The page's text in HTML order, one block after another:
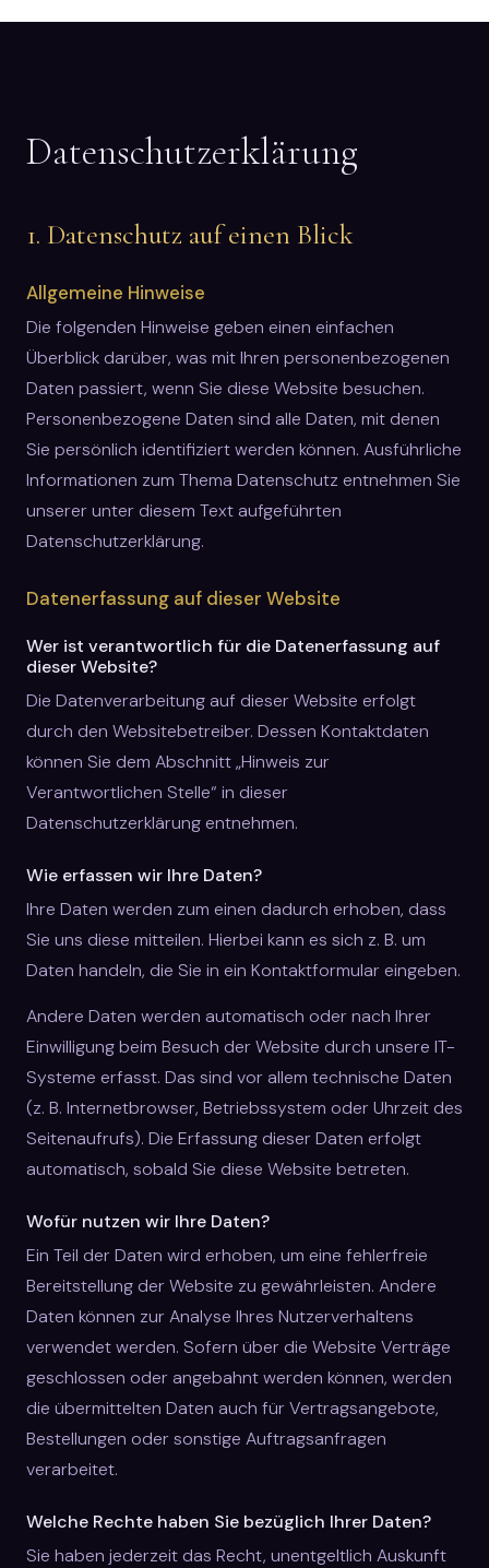
Datenschutz­erklärung
1. Datenschutz auf einen Blick
Allgemeine Hinweise
Die folgenden Hinweise geben einen einfachen
Überblick darüber, was mit Ihren personenbezogenen
Daten passiert, wenn Sie diese Website besuchen.
Personenbezogene Daten sind alle Daten, mit denen
Sie persönlich identifiziert werden können. Ausführliche
Informationen zum Thema Datenschutz entnehmen Sie
unserer unter diesem Text aufgeführten
Datenschutzerklärung.
Datenerfassung auf dieser Website
Wer ist verantwortlich für die Datenerfassung auf
dieser Website?
Die Datenverarbeitung auf dieser Website erfolgt
durch den Websitebetreiber. Dessen Kontaktdaten
können Sie dem Abschnitt „Hinweis zur
Verantwortlichen Stelle“ in dieser
Datenschutzerklärung entnehmen.
Wie erfassen wir Ihre Daten?
Ihre Daten werden zum einen dadurch erhoben, dass
Sie uns diese mitteilen. Hierbei kann es sich z. B. um
Daten handeln, die Sie in ein Kontaktformular eingeben.
Andere Daten werden automatisch oder nach Ihrer
Einwilligung beim Besuch der Website durch unsere IT-
Systeme erfasst. Das sind vor allem technische Daten
(z. B. Internetbrowser, Betriebssystem oder Uhrzeit des
Seitenaufrufs). Die Erfassung dieser Daten erfolgt
automatisch, sobald Sie diese Website betreten.
Wofür nutzen wir Ihre Daten?
Ein Teil der Daten wird erhoben, um eine fehlerfreie
Bereitstellung der Website zu gewährleisten. Andere
Daten können zur Analyse Ihres Nutzerverhaltens
verwendet werden. Sofern über die Website Verträge
geschlossen oder angebahnt werden können, werden
die übermittelten Daten auch für Vertragsangebote,
Bestellungen oder sonstige Auftragsanfragen
verarbeitet.
Welche Rechte haben Sie bezüglich Ihrer Daten?
Sie haben jederzeit das Recht, unentgeltlich Auskunft